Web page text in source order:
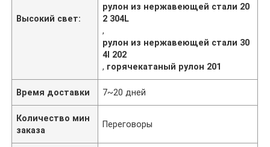
Высокий свет:
рулон из нержавеющей стали 20
2 304L
,
рулон из нержавеющей стали 30
4l 202
, горячекатаный рулон 201
Время доставки 7~20 дней
Количество мин
заказа
Переговоры